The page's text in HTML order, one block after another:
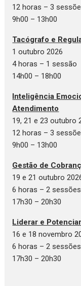
12 horas – 3
9h00 – 13h00
Tacógrafo e
1 outubro 2026
4 horas – 1 sessão
14h00 – 18h00
Inteligência
Atendimento
19, 21 e 23 outubro
12 horas – 3
9h00 – 13h00
Gestão de
19 e 21 outubro
6 horas – 2 sessões
17h30 – 20h30
Liderar e
16 e 18 novembro
6 horas – 2 sessões
17h30 – 20h30